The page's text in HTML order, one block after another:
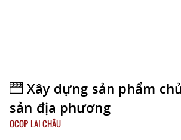
Xây dựng sản phẩm
sản địa phương
OCOP LAI CHÂU